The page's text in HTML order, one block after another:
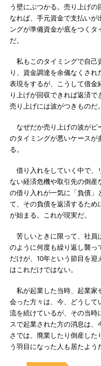
う壁にぶつかる。売り上げの
なれば、手元資金で支払いが
ングが準備資金が底をつくタ
だ。
私もこのタイミングで自己
り、資金調達を余儀なくさ
表現をするが、こうして借金
り上げが回収できれば返済で
売り上げには波がつきものだ。
なぜだか売り上げの波がピ
のタイミングが悪いケースが
る。
借り入れをしていく中で、
ない経済危機や取引先の倒産
の借り入れが一気に「負債」
て、その負債を返済するため
が始まる。これが現実だ。
苦しいときに限って、社員
のように何度も繰り返し襲っ
だけが、10年という節目を迎
はこれだけではない。
私が起業した当時、起業家
会った方々は、今、どうして
流を続けているが、その当時
スで起業された方の消息は
さでは、廃業したり倒産した
う羽目になった人も居たよう